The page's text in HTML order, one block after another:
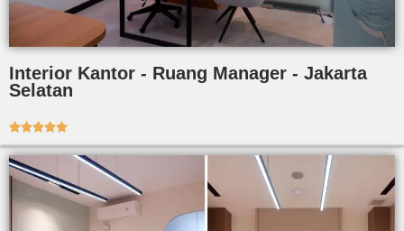
Interior Kantor - Ruang Manager - Jakarta
Selatan
